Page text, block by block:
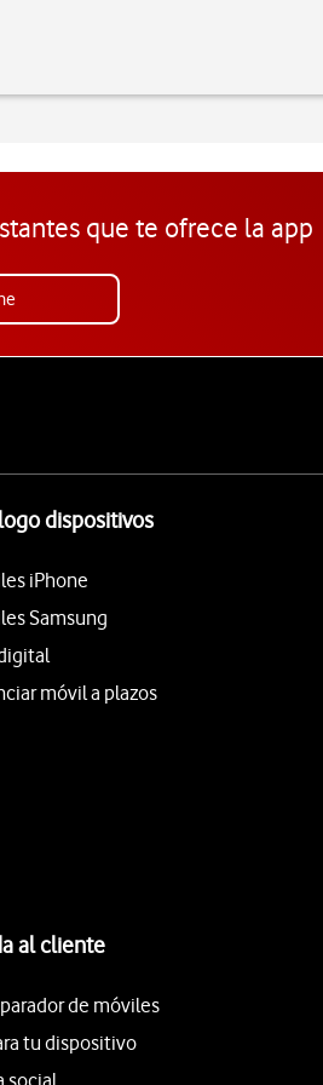
que te ofrece la app
dispositivos
iPhone
Samsung
móvil a plazos
al cliente
de móviles
tu dispositivo
social